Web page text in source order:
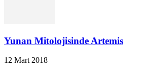
Yunan Mitolojisinde Artemis
12 Mart 2018